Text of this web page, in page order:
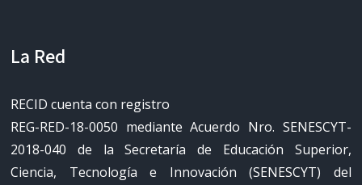
La Red
RECID cuenta con registro
REG-RED-18-0050 mediante Acuerdo Nro. SENESCYT-
2018-040 de la Secretaría de Educación Superior,
Ciencia, Tecnología e Innovación (SENESCYT) del